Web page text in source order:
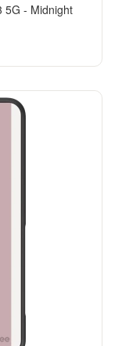
5G - Midnight